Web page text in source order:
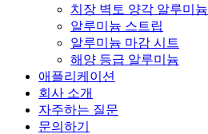
치장 벽토 양각 알루미늄
알루미늄 스트립
알루미늄 마감 시트
해양 등급 알루미늄
애플리케이션
회사 소개
자주하는 질문
문의하기